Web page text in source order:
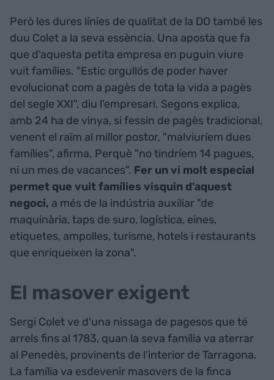
Però les dures línies de qualitat de la DO també les
duu Colet a la seva essència. Una aposta que fa
que d'aquesta petita empresa en puguin viure
vuit famílies. "Estic orgullós de poder haver
evolucionat com a pagès de tota la vida a pagès
del segle XXI", diu l'empresari. Segons explica,
amb 24 ha de vinya, si fessin de pagès tradicional,
venent el raïm al millor postor, "malviuríem dues
famílies", afirma. Perquè "no tindríem 14 pagues,
ni un mes de vacances". Fer un vi molt especial
permet que vuit famílies visquin d'aquest
negoci, a més de la indústria auxiliar "de
maquinària, taps de suro, logística, eines,
etiquetes, ampolles, turisme, hotels i restaurants
que enriqueixen la zona".
El masover exigent
Sergi Colet ve d'una nissaga de pagesos que té
arrels fins al 1783, quan la seva família va aterrar
al Penedès, provinents de l'interior de Tarragona.
La família va esdevenir masovers de la finca